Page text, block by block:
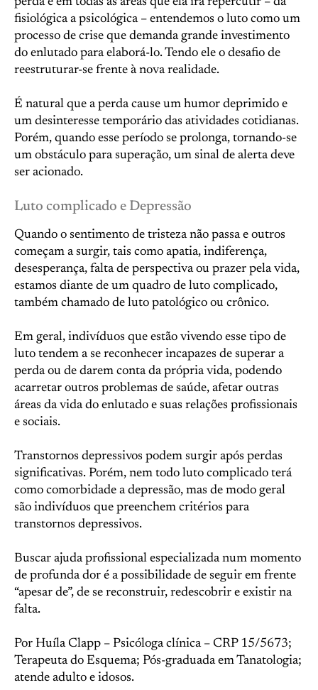
fisiológica a psicológica – entendemos o luto como um
processo de crise que demanda grande investimento
do enlutado para elaborá-lo. Tendo ele o desafio de
reestruturar-se frente à nova realidade.
É natural que a perda cause um humor deprimido e
um desinteresse temporário das atividades cotidianas.
Porém, quando esse período se prolonga, tornando-se
um obstáculo para superação, um sinal de alerta deve
ser acionado.
Luto complicado e Depressão
Quando o sentimento de tristeza não passa e outros
começam a surgir, tais como apatia, indiferença,
desesperança, falta de perspectiva ou prazer pela vida,
estamos diante de um quadro de luto complicado,
também chamado de luto patológico ou crônico.
Em geral, indivíduos que estão vivendo esse tipo de
luto tendem a se reconhecer incapazes de superar a
perda ou de darem conta da própria vida, podendo
acarretar outros problemas de saúde, afetar outras
áreas da vida do enlutado e suas relações profissionais
e sociais.
Transtornos depressivos podem surgir após perdas
significativas. Porém, nem todo luto complicado terá
como comorbidade a depressão, mas de modo geral
são indivíduos que preenchem critérios para
transtornos depressivos.
Buscar ajuda profissional especializada num momento
de profunda dor é a possibilidade de seguir em frente
“apesar de”, de se reconstruir, redescobrir e existir na
falta.
Por Huíla Clapp – Psicóloga clínica – CRP 15/5673;
Terapeuta do Esquema; Pós-graduada em Tanatologia;
atende adulto e idosos.